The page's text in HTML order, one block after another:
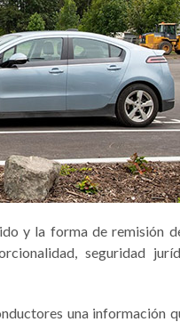
y la forma de remisión
seguridad
una información